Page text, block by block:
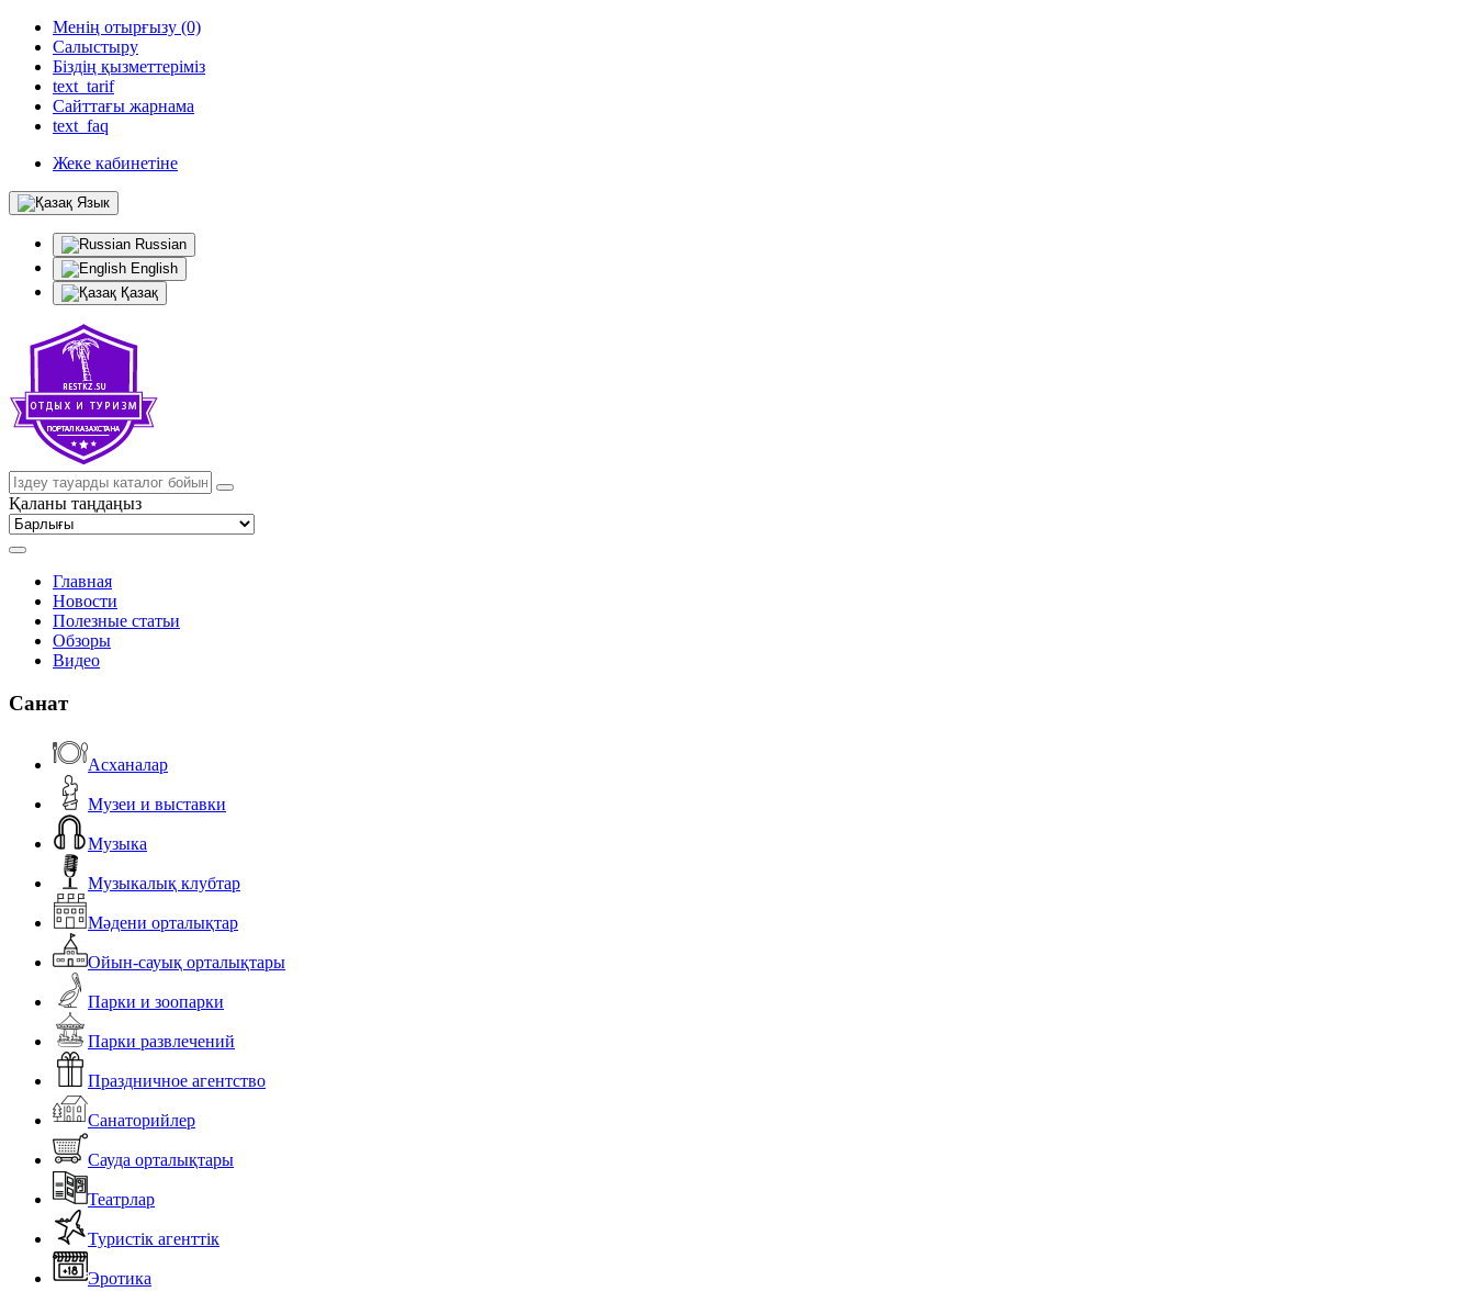
Менің отырғызу (0)
Салыстыру
Біздің қызметтеріміз
text_tarif
Сайттағы жарнама
text_faq
Жеке кабинетіне
Язык
Russian
English
Қазақ
Қаланы таңдаңыз
Главная
Новости
Полезные статьи
Обзоры
Видео
Санат
Асханалар
Музеи и выставки
Музыка
Музыкалық клубтар
Мәдени орталықтар
Ойын-сауық орталықтары
Парки и зоопарки
Парки развлечений
Праздничное агентство
Санаторийлер
Сауда орталықтары
Театрлар
Туристік агенттік
Эротика